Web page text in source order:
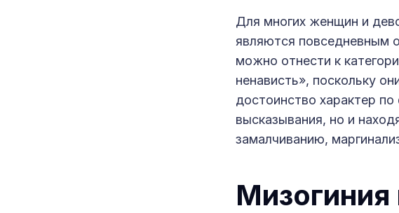
Для многих женщин и
являются повседневным
можно отнести к
ненависть», поскольку
достоинство характер
высказывания, но и
замалчиванию,
Мизогиния